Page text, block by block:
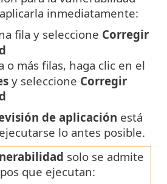
inmediatamente:
fila y seleccione Corregir
o más filas, haga clic en el
y seleccione Corregir
de aplicación está
lo antes posible.
solo se admite
que ejecutan: